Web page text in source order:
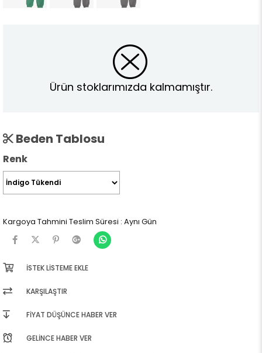
Ürün stoklarımızda kalmamıştır.
Beden Tablosu
Renk
Kargoya Tahmini Teslim Süresi : Aynı Gün
İSTEK LISTEME EKLE
KARŞILAŞTIR
FIYAT DÜŞÜNCE HABER VER
GELINCE HABER VER